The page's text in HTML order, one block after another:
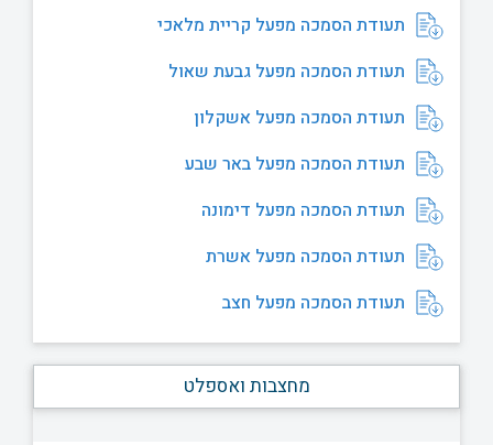
תעודת הסמכה מפעל קריית מלאכי
תעודת הסמכה מפעל גבעת שאול
תעודת הסמכה מפעל אשקלון
תעודת הסמכה מפעל באר שבע
תעודת הסמכה מפעל דימונה
תעודת הסמכה מפעל אשרת
תעודת הסמכה מפעל חצב
מחצבות ואספלט